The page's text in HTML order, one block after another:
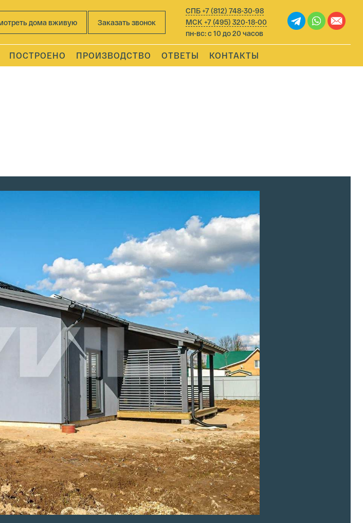
дома вживую Заказать звонок
СПБ+7 (812) 748-30-98
МСК +7 (495) 320-18-00
пн-вс: с 10 до 20 часов
ПОСТРОЕНО ПРОИЗВОДСТВО ОТВЕТЫ КОНТАКТЫ